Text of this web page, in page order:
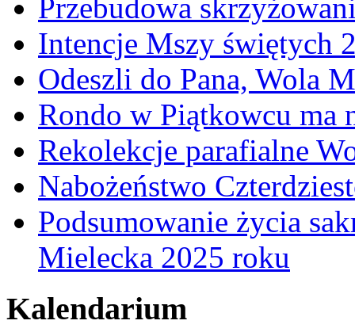
Przebudowa
Intencje Mszy świętych
Odeszli do Pana, Wola
Rondo w Piątkowcu ma
Rekolekcje parafialne
Nabożeństwo
Podsumowanie życia
Mielecka 2025 roku
Kalendarium